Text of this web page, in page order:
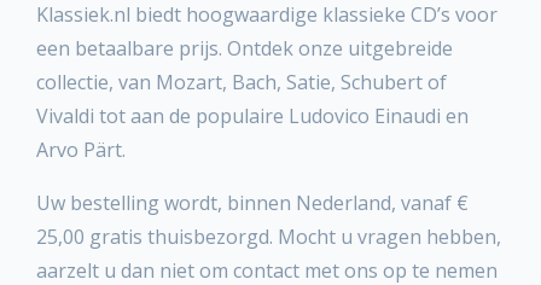
Klassiek.nl biedt hoogwaardige klassieke CD’s voor
een betaalbare prijs. Ontdek onze uitgebreide
collectie, van Mozart, Bach, Satie, Schubert of
Vivaldi tot aan de populaire Ludovico Einaudi en
Arvo Pärt.
Uw bestelling wordt, binnen Nederland, vanaf €
25,00 gratis thuisbezorgd. Mocht u vragen hebben,
aarzelt u dan niet om contact met ons op te nemen